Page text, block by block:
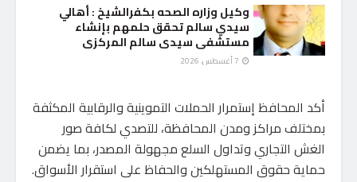
وكيل وزاره الصحه بكفرالشيخ : أهالي
سيدي سالم تحقق حلمهم بإنشاء
مستشفى سيدى سالم المركزى
أكد المحافظ إستمرار الحملات التموينية والرقابية المكثفة
بمختلف مراكز ومدن المحافظة، للتصدي لكافة صور
الغش التجاري وتداول السلع مجهولة المصدر، بما يضمن
حماية حقوق المستهلكين والحفاظ على استقرار الأسواق.